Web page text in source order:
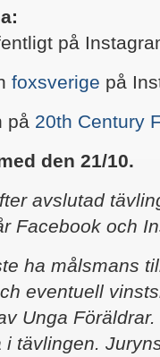
på
foxsverige på
på 20th Century
den 21/10.
avslutad
Facebook och
ha målsmans
eventuell
Unga
tävlingen.